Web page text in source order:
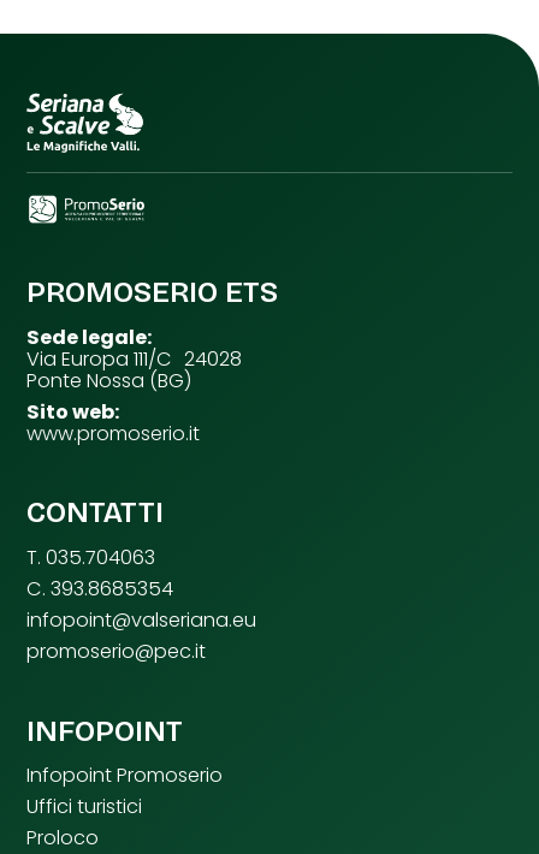
PROMOSERIO ETS
Sede legale:
Via Europa 111/C 24028
Ponte Nossa (BG)
Sito web:
www.promoserio.it
CONTATTI
T. 035.704063
C. 393.8685354
infopoint@valseriana.eu
promoserio@pec.it
INFOPOINT
Infopoint Promoserio
Uffici turistici
Proloco